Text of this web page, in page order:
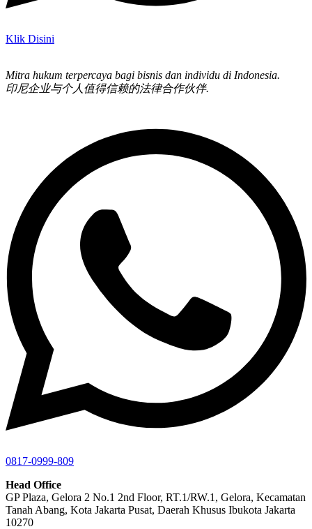
Klik Disini
Mitra hukum terpercaya bagi bisnis dan individu di Indonesia.
印尼企业与个人值得信赖的法律合作伙伴.
0817-0999-809
Head Office
GP Plaza, Gelora 2 No.1 2nd Floor, RT.1/RW.1, Gelora, Kecamatan
Tanah Abang, Kota Jakarta Pusat, Daerah Khusus Ibukota Jakarta
10270